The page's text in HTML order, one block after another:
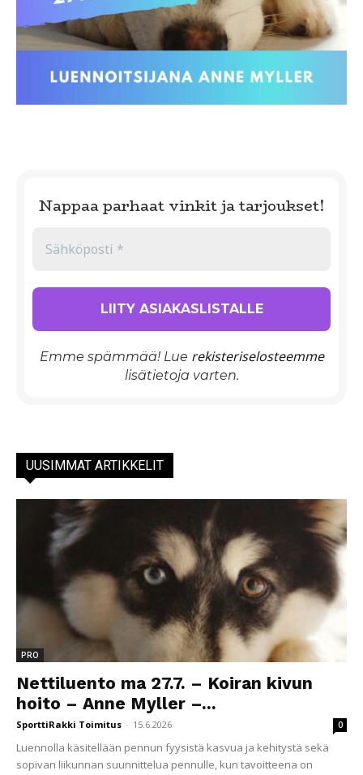
Nappaa parhaat vinkit ja tarjoukset!
Emme spämmää! Lue rekisteriselosteemme
lisätietoja varten.
UUSIMMAT ARTIKKELIT
PRO
Nettiluento ma 27.7. – Koiran kivun
hoito – Anne Myller –...
SporttiRakki Toimitus - 15.6.2026 0
Luennolla käsitellään pennun fyysistä kasvua ja kehitystä sekä
sopivan liikunnan suunnittelua pennulle, kun tavoitteena on